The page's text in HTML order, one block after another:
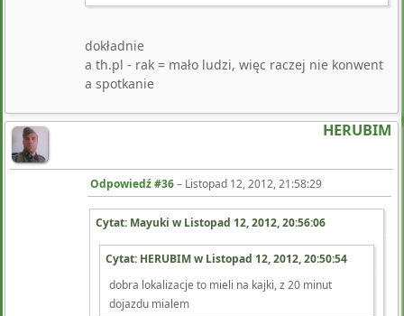
dokładnie
a th.pl - rak = mało ludzi, więc raczej nie konwent
a spotkanie
HERUBIM
Odpowiedź #36– Listopad 12, 2012, 21:58:29
Cytat: Mayuki w Listopad 12, 2012, 20:56:06
Cytat: HERUBIM w Listopad 12, 2012, 20:50:54
dobra lokalizacje to mieli na kajki, z 20 minut
dojazdu mialem